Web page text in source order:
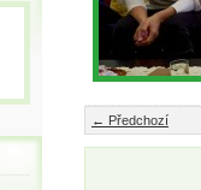
← Předchozí